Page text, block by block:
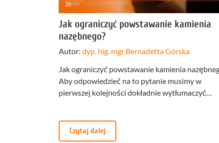
Jak ograniczyć powstawanie kamienia
nazębnego?
Autor: dyp. hig. mgr Bernadetta Górska
Jak ograniczyć powstawanie kamienia
Aby odpowiedzieć na to pytanie musimy w
pierwszej kolejności dokładnie wytłumaczyć…
Czytaj dalej